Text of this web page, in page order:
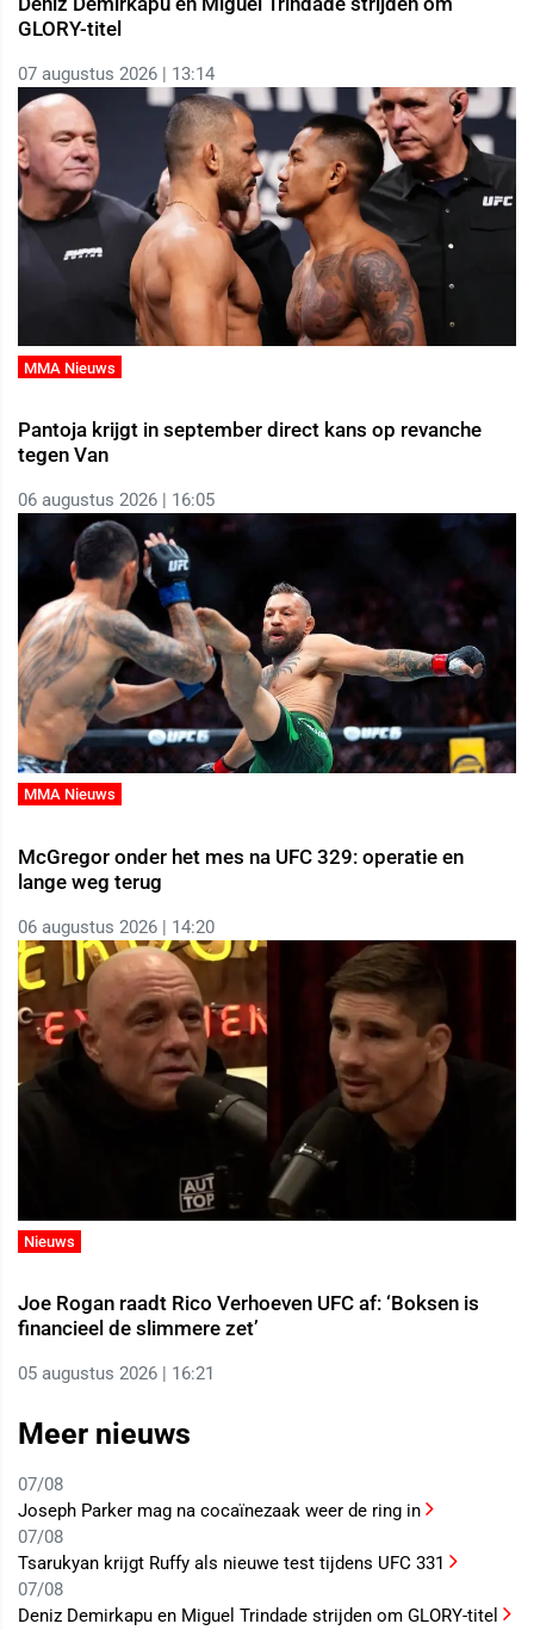
GLORY-titel
07 augustus 2026 | 13:14
MMA Nieuws
Pantoja krijgt in september direct kans op revanche
tegen Van
06 augustus 2026 | 16:05
MMA Nieuws
McGregor onder het mes na UFC 329: operatie en
lange weg terug
06 augustus 2026 | 14:20
Nieuws
Joe Rogan raadt Rico Verhoeven UFC af: ‘Boksen is
financieel de slimmere zet’
05 augustus 2026 | 16:21
Meer nieuws
07/08
Joseph Parker mag na cocaïnezaak weer de ring in
07/08
Tsarukyan krijgt Ruffy als nieuwe test tijdens UFC 331
07/08
Deniz Demirkapu en Miguel Trindade strijden om GLORY-titel